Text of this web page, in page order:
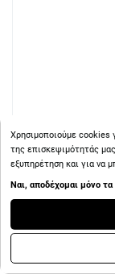
Χρησιμοποιούμε cookies
της επισκεψιμότητάς
εξυπηρέτηση και για να
Ναι, αποδέχομαι μόνο